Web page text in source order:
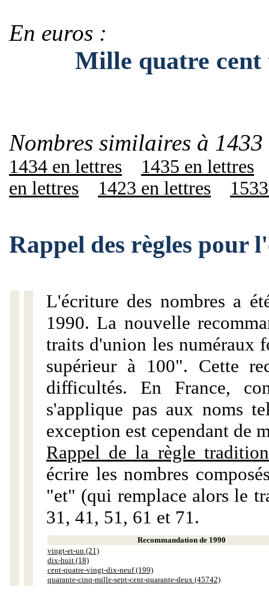
En euros :
Mille quatre cent
Nombres similaires à
1434 en lettres
1435 en lettres
en lettres
1423 en lettres
Rappel des règles pour
L'écriture des nombres a
1990. La nouvelle
traits d'union les numéraux
supérieur à 100". Cette
difficultés. En France,
s'applique pas aux noms
exception est cependant de
Rappel de la règle
écrire les nombres
"et" (qui remplace alors le
31, 41, 51, 61 et 71.
Recommandation de 1990
vingt-et-un (21)
dix-huit (18)
cent-quatre-vingt-dix-neuf (199)
quarante-cinq-mille-sept-cent-quarante-deux (45742)